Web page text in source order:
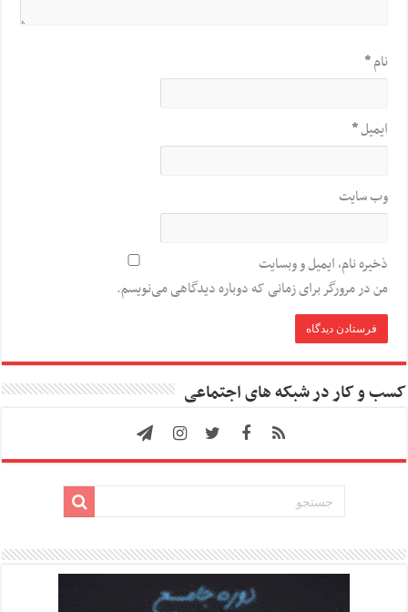
نام*
ایمیل*
وب‌ سایت
ذخیره نام، ایمیل و وبسایت
من در مرورگر برای زمانی که دوباره دیدگاهی می‌نویسم.
کسب و کار در شبکه های اجتماعی